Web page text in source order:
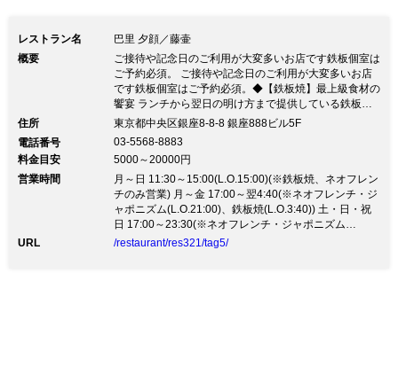
レストラン名
巴里 夕顔／藤壷
概要
ご接待や記念日のご利用が大変多いお店です鉄板個室は
ご予約必須。 ご接待や記念日のご利用が大変多いお店
です鉄板個室はご予約必須。◆【鉄板焼】最上級食材の
饗宴 ランチから翌日の明け方まで提供している鉄板焼
では、旗艦ブランドである萩生まれ萩育ちの黒毛和牛
九州から空輸される魚介をその時期に一番良いものでご
用意しております。 ◆【Neoフレンチ・ジャポニズム
料理】身体に優しい料理 毎日外食される方でも無理な
く食されるよう、バターやチーズを極力少なくし、出汁
や果物を利用したお料理をご提供致します。ご希望にそ
ってオリジナリティーあふれるオートクチュールのコー
スも承りますので、お気軽にご相談ください。ご接待・
住所
東京都中央区銀座8-8-8 銀座888ビル5F
電話番号
03-5568-8883
料金目安
5000～20000円
営業時間
月～日 11:30～15:00(L.O.15:00)(※鉄板焼、ネオフレン
チのみ営業) 月～金 17:00～翌4:40(※ネオフレンチ・ジ
ャポニズム(L.O.21:00)、鉄板焼(L.O.3:40)) 土・日・祝
日 17:00～23:30(※ネオフレンチ・ジャポニズム
(L.O.21:00)、鉄板焼(L.O.22:00) ※土曜日のディナー営
URL /restaurant/res321/tag5/